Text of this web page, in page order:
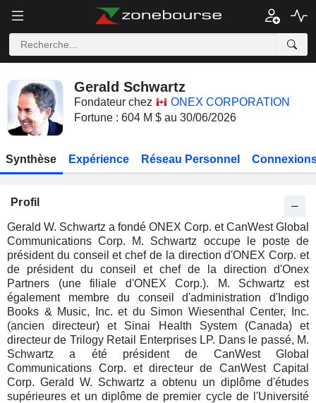
Gerald Schwartz
Fondateur chez
ONEX CORPORATION
Fortune : 604 M $ au 30/06/2026
Synthèse Expérience Réseau Personnel
Profil
Gerald W. Schwartz a fondé ONEX Corp. et CanWest Global
Communications Corp. M. Schwartz occupe le poste de
président du conseil et chef de la direction d'ONEX Corp. et
de président du conseil et chef de la direction d'Onex
Partners (une filiale d'ONEX Corp.). M. Schwartz est
également membre du conseil d'administration d'Indigo
Books & Music, Inc. et du Simon Wiesenthal Center, Inc.
(ancien directeur) et Sinai Health System (Canada) et
directeur de Trilogy Retail Enterprises LP. Dans le passé, M.
Schwartz a été président de CanWest Global
Communications Corp. et directeur de CanWest Capital
Corp. Gerald W. Schwartz a obtenu un diplôme d'études
supérieures et un diplôme de premier cycle de l'Université